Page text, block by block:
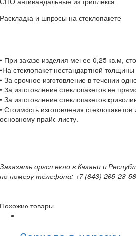
Раскладка и шпросы на стеклопакете
• При заказе изделия менее 0,25 кв.м,
•На стеклопакет нестандартной
• За срочное изготовление в течении
• За изготовление стеклопакетов не
• За изготовление стеклопакетов
• Стоимость изготовления
основному прайс-листу.
Заказать оргстекло в Казани и
по номеру телефона: +7 (843) 265-28-
Похожие товары